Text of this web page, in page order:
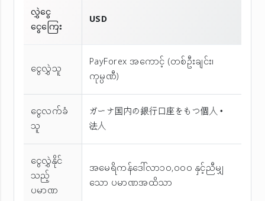
လွှဲငွေ
ငွေကြေး
USD
ငွေလွှဲသူ
PayForex အကောင့် (တစ်ဦးချင်း၊
ကုမ္ပဏီ)
ငွေလက်ခံ
သူ
ガーナ国内の銀行口座をもつ個人・
法人
ငွေလွှဲနိုင်
သည့်
ပမာဏ
အမေရိကန်ဒေါ်လာ၁၀,၀၀၀ နှင့်ညီမျှ
သော ပမာဏအထိသာ